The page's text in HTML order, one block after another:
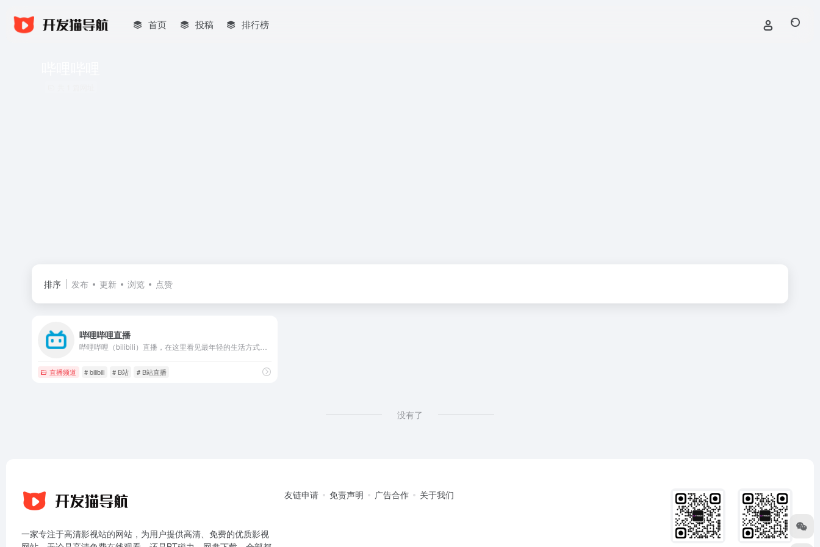
首页 投稿 排行榜
排序 发布 更新 浏览 点赞
哔哩哔哩直播
直播频道 # bilibili # B站 # B站直播
没有了
一家专注于高清影视站的网站，为用户提供高清、免费的优质影视
友链申请 免责声明 广告合作 关于我们